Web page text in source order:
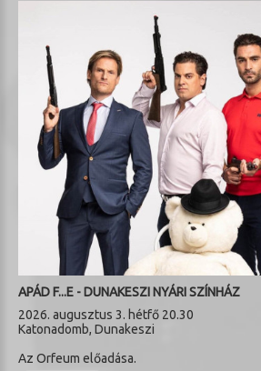
APÁD F...E - DUNAKESZI NYÁRI SZÍNHÁZ
2026. augusztus 3. hétfő 20.30
Katonadomb, Dunakeszi
Az Orfeum előadása.